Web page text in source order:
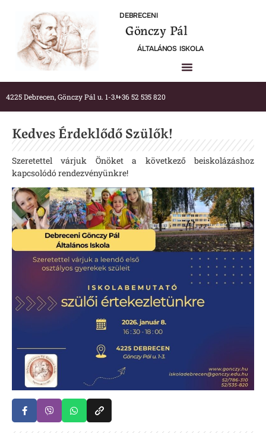
DEBRECENI
Gönczy Pál
ÁLTALÁNOS ISKOLA
4225 Debrecen, Gönczy Pál u. 1-3.+36 52 535 820
Kedves Érdeklődő Szülők!
Szeretettel várjuk Önöket a következő beiskolázáshoz
kapcsolódó rendezvényünkre!